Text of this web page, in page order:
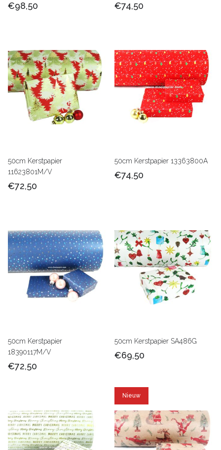
€98,50 €74,50
50cm Kerstpapier
11623801M/V
€72,50
50cm Kerstpapier 13363800A
€74,50
50cm Kerstpapier
18390117M/V
€72,50
50cm Kerstpapier SA486G
€69,50
Nieuw